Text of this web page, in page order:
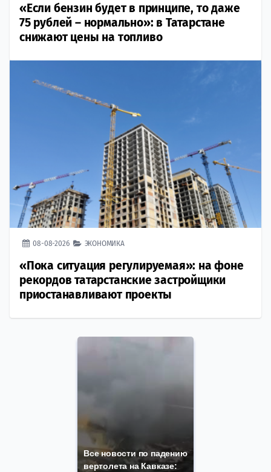
«Если бензин будет в принципе, то даже
75 рублей – нормально»: в Татарстане
снижают цены на топливо
08-08-2026 ЭКОНОМИКА
«Пока ситуация регулируемая»: на фоне
рекордов татарстанские застройщики
приостанавливают проекты
Все новости по падению
вертолета на Кавказе: